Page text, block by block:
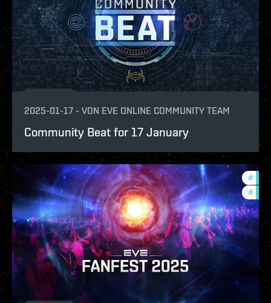
2025-01-17 - VON EVE ONLINE COMMUNITY TEAM
Community Beat for 17 January
#
#